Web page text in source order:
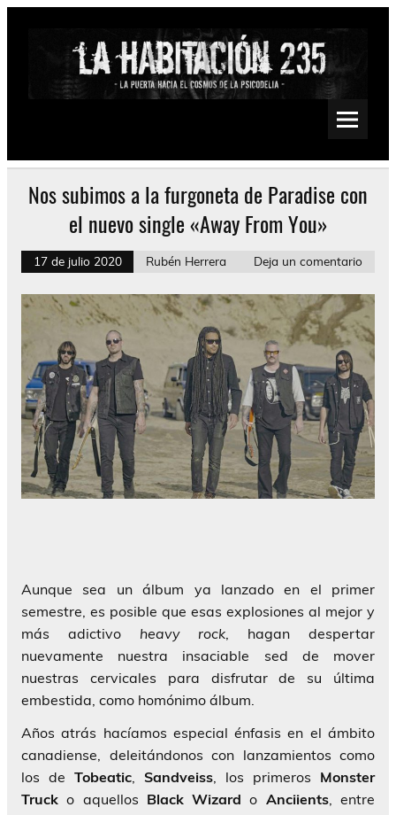
Saltar
Psychedelic, Stoner, Doom, Sludge, Fuzz, Space, Drone
Nos subimos a la furgoneta de Paradise con
el nuevo single «Away From You»
17 de julio 2020 Rubén Herrera Deja un comentario
Aunque sea un álbum ya lanzado en el primer
semestre, es posible que esas explosiones al mejor y
más adictivo heavy rock, hagan despertar
nuevamente nuestra insaciable sed de mover
nuestras cervicales para disfrutar de su última
embestida, como homónimo álbum.
Años atrás hacíamos especial énfasis en el ámbito
canadiense, deleitándonos con lanzamientos como
los de Tobeatic, Sandveiss, los primeros Monster
Truck o aquellos Black Wizard o Anciients, entre